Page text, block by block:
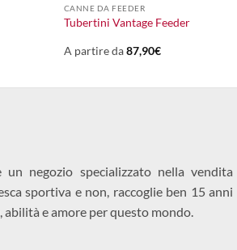
CANNE DA FEEDER
Tubertini Vantage Feeder
A partire da87,90€
un negozio specializzato nella vendita
sportiva e non, raccoglie ben 15 anni
abilità e amore per questo mondo.